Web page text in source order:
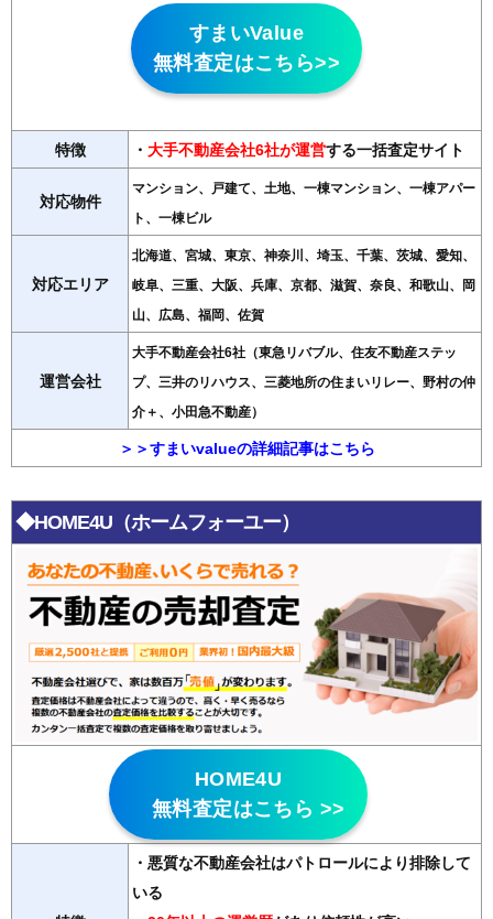
すまいValue
無料査定はこちら>>
特徴 ・ 大手不動産会社6社が運営する一括査定サイト
対応物件
マンション、戸建て、土地、一棟マンション、一棟アパー
ト、一棟ビル
対応エリア
北海道、宮城、東京、神奈川、埼玉、千葉、茨城、愛知、
岐阜、三重、大阪、兵庫、京都、滋賀、奈良、和歌山、岡
山、広島、福岡、佐賀
運営会社
大手不動産会社6社（東急リバブル、住友不動産ステッ
プ、三井のリハウス、三菱地所の住まいリレー、野村の仲
介＋、小田急不動産）
＞＞すまいvalueの詳細記事はこちら
◆HOME4U（ホームフォーユー）
HOME4U
無料査定はこちら >>
・悪質な不動産会社はパトロールにより排除して
いる